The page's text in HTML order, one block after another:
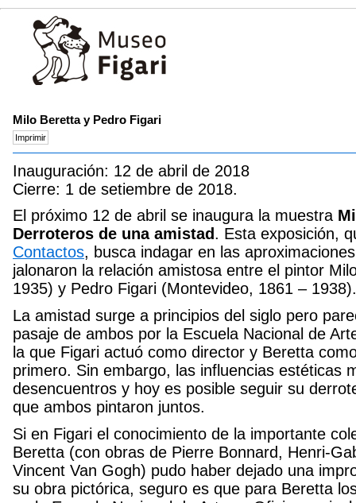
Milo Beretta y Pedro Figari
Inauguración: 12 de abril de 2018
Cierre: 1 de setiembre de 2018.
El próximo 12 de abril se inaugura la muestra
Derroteros de una amistad. Esta exposición,
Contactos, busca indagar en las
jalonaron la relación amistosa entre el pintor
1935) y Pedro Figari (Montevideo, 1861 – 1938).
La amistad surge a principios del siglo pero
pasaje de ambos por la Escuela Nacional de
la que Figari actuó como director y Beretta
primero. Sin embargo, las influencias estéticas
desencuentros y hoy es posible seguir su
que ambos pintaron juntos.
Si en Figari el conocimiento de la importante
Beretta (con obras de Pierre Bonnard, Henri-
Vincent Van Gogh) pudo haber dejado una
su obra pictórica, seguro es que para Beretta